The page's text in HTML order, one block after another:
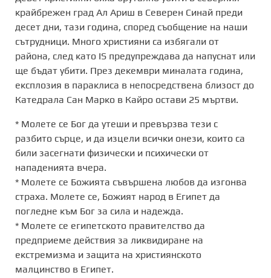
крайбрежен град Ал Ариш в Северен Синай преди
десет дни, тази година, според съобщение на наши
сътрудници. Много християни са избягали от
района, след като IS предупреждава да напуснат или
ще бъдат убити. През декември миналата година,
експлозия в параклиса в непосредствена близост до
Катедрала Сан Марко в Кайро остави 25 мъртви.
* Молете се Бог да утеши и превързва тези с
разбито сърце, и да изцели всички онези, които са
били засегнати физически и психически от
нападенията вчера.
* Молете се Божията съвършена любов да изгонва
страха. Молете се, Божият народ в Египет да
погледне към Бог за сила и надежда.
* Молете се египетското правителство да
предприеме действия за ликвидиране на
екстремизма и защита на християнското
малцинство в Египет.